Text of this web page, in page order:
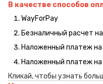
В качестве способов
WayForPay
Безналичный расчет
Наложенный платеж
Наложенный платеж на
Кликай, чтобы узнать